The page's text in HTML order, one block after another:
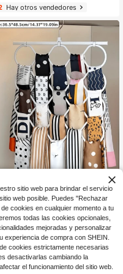
Hay otros vendedores
Ahorro de $20.74
Colgador de bufandas ahorra
de espacio con diseño antidesli
de múltiples anillos, organiza
de armario de metal elegante pa
de la moda, soporte v
para corbatas, perfecto para
de dormitorio y armari
de almacenamiento d
y exhibición de boutique,
11 .66 -64%
Hay otros vendedores
sitio web para brindar el servicio
web posible. Puedes "Rechazar
cookies en cualquier momento a tu
todas las cookies opcionales,
mejoradas y personalizar
experiencia de compra con SHEIN.
cookies estrictamente necesarias
desactivarlas cambiando la
el funcionamiento del sitio web.